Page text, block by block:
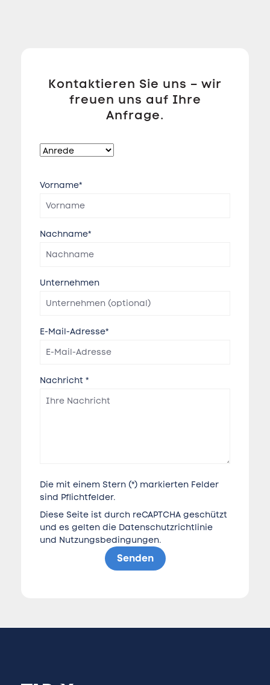
Kontaktieren Sie uns – wir
freuen uns auf Ihre
Anfrage.
Vorname*
Nachname*
Unternehmen
E-Mail-Adresse*
Nachricht *
Die mit einem Stern (*) markierten Felder
sind Pflichtfelder.
Diese Seite ist durch reCAPTCHA geschützt
und es gelten die Datenschutzrichtlinie
und Nutzungsbedingungen.
Senden